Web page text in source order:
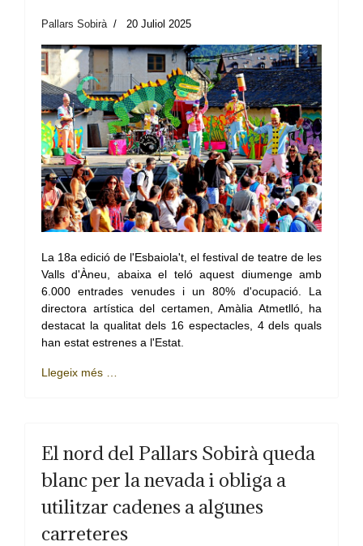
Pallars Sobirà 20 Juliol 2025
La 18a edició de l'Esbaiola't, el festival de teatre de les
Valls d'Àneu, abaixa el teló aquest diumenge amb
6.000 entrades venudes i un 80% d'ocupació. La
directora artística del certamen, Amàlia Atmetlló, ha
destacat la qualitat dels 16 espectacles, 4 dels quals
han estat estrenes a l'Estat.
Llegeix més …
El nord del Pallars Sobirà queda
blanc per la nevada i obliga a
utilitzar cadenes a algunes
carreteres